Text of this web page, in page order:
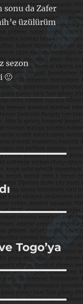
sonu da Zafer
üzülürüm
sezon
🙂
Togo’ya